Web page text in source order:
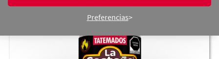
Preferencias